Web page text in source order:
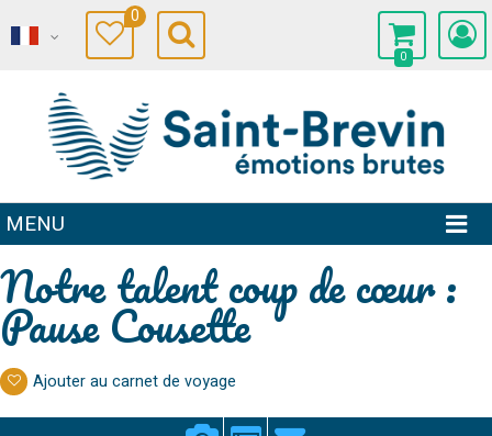
0
0
MENU
Notre talent coup de cœur :
Pause Cousette
Ajouter au carnet de voyage